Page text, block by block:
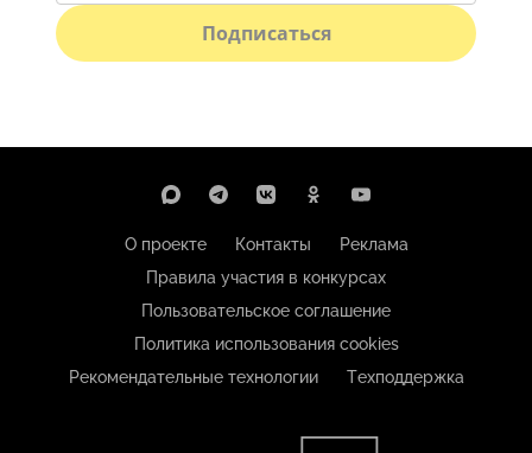
Подписаться
О проекте Контакты
Реклама
Правила участия в конкурсах
Пользовательское соглашение
Политика использования cookies
Рекомендательные технологии
Техподдержка